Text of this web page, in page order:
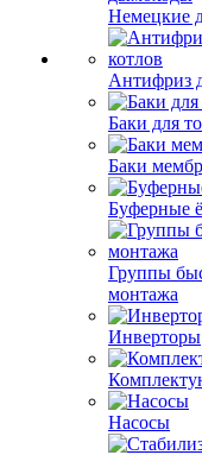
Немецкие
Антифриз
Баки для
Баки
Буферные
Группы
монтажа
Инверторы
Насосы